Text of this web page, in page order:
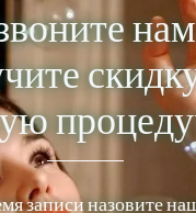
записи назовите